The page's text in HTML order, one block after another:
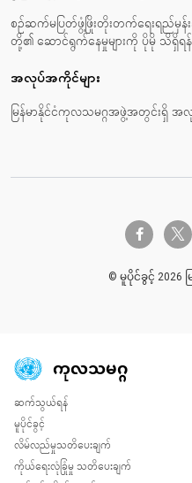
စဉ်ဆက်မပြတ်ဖွံ့ဖြိုးတိုးတက်ရေးရည်မှန်
တို့၏ ဆောင်ရွက်နေမှုများကို ပိုမို သိရှိရန်
အလုပ်အကိုင်များ
မြန်မာနိုင်ငံကုလသမဂ္ဂအဖွဲ့အတွင်းရှိ
facebook-f
© မူပိုင်ခွင့် 2026
ကုလသမဂ္ဂ
Global U.N. menu
ဆက်သွယ်ရန်
မူပိုင်ခွင့်
လိမ်လည်မှုသတိပေးချက်
ကိုယ်ရေးလုံခြုံမှု သတိပေးချက်